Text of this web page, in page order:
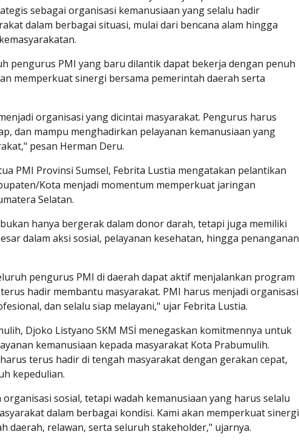
sebagai organisasi kemanusiaan yang selalu hadir
dalam berbagai situasi, mulai dari bencana alam hingga
pengurus PMI yang baru dilantik dapat bekerja dengan penuh
memperkuat sinergi bersama pemerintah daerah serta
organisasi yang dicintai masyarakat. Pengurus harus
dan mampu menghadirkan pelayanan kemanusiaan yang
pesan Herman Deru.
PMI Provinsi Sumsel, Febrita Lustia mengatakan pelantikan
Kota menjadi momentum memperkuat jaringan
Selatan.
hanya bergerak dalam donor darah, tetapi juga memiliki
dalam aksi sosial, pelayanan kesehatan, hingga penanganan
pengurus PMI di daerah dapat aktif menjalankan program
hadir membantu masyarakat. PMI harus menjadi organisasi
dan selalu siap melayani," ujar Febrita Lustia.
Djoko Listyano SKM MSİ menegaskan komitmennya untuk
kemanusiaan kepada masyarakat Kota Prabumulih.
terus hadir di tengah masyarakat dengan gerakan cepat,
kepedulian.
sosial, tetapi wadah kemanusiaan yang harus selalu
dalam berbagai kondisi. Kami akan memperkuat sinergi
daerah, relawan, serta seluruh stakeholder," ujarnya.